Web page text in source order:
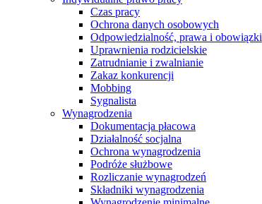
Czas pracy
Ochrona danych osobowych
Odpowiedzialność, prawa i obowiązki
Uprawnienia rodzicielskie
Zatrudnianie i zwalnianie
Zakaz konkurencji
Mobbing
Sygnalista
Wynagrodzenia
Dokumentacja płacowa
Działalność socjalna
Ochrona wynagrodzenia
Podróże służbowe
Rozliczanie wynagrodzeń
Składniki wynagrodzenia